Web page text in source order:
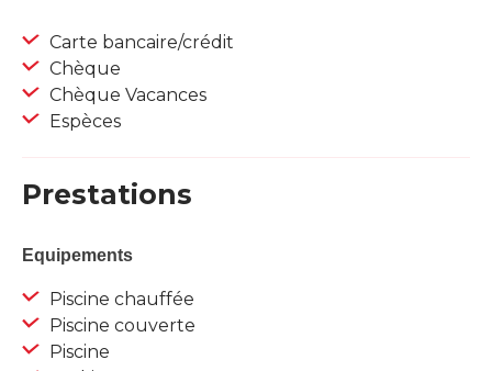
Carte bancaire/crédit
Chèque
Chèque Vacances
Espèces
Prestations
Equipements
Piscine chauffée
Piscine couverte
Piscine